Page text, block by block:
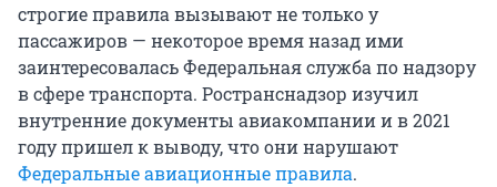
строгие правила вызывают не только у
пассажиров — некоторое время назад ими
заинтересовалась Федеральная служба по надзору
в сфере транспорта. Ространснадзор изучил
внутренние документы авиакомпании и в 2021
году пришел к выводу, что они нарушают
Федеральные авиационные правила.